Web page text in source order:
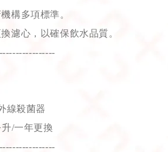
構多項標準。
濾心，以確保飲水品質。
線殺菌器
/一年更換